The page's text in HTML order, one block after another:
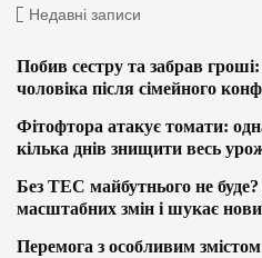
Недавні записи
Побив сестру та забрав
чоловіка після сімейного
Фітофтора атакує томати:
кілька днів знищити весь
Без ТЕС майбутнього не
масштабних змін і шукає
Перемога з особливим